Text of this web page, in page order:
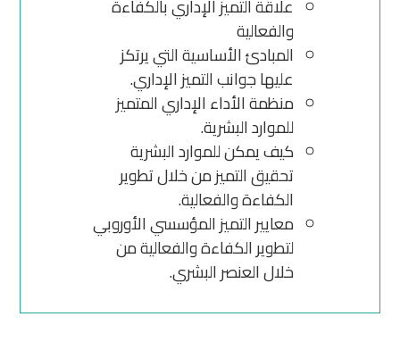
علاقة التميز الإداري بالكفاءة
والفعالية
المبادئ الأساسية التي يرتكز
عليها جوانب التميز الإداري.
منظمة الأداء الإداري المتميز
للموارد البشرية.
كيف يمكن للموارد البشرية
تحقيق التميز من خلال تطوير
الكفاءة والفعالية.
معايير التميز المؤسسي الأوروبي
لتطوير الكفاءة والفعالية من
خلال العنصر البشري.